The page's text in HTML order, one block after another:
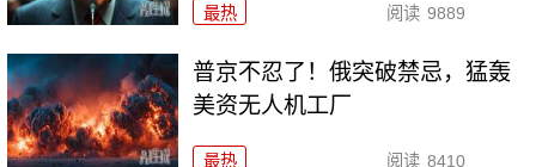
最热 阅读 9889
普京不忍了！俄突破禁忌，猛轰
美资无人机工厂
最热 阅读 8410